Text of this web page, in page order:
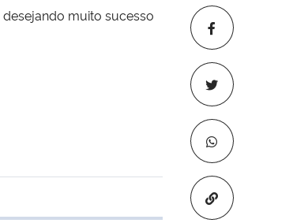
Copiar para
muito sucesso